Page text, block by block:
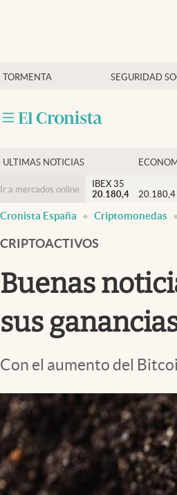
TORMENTA SEGURIDAD
Economía y finanzas
Criptomonedas
ULTIMAS NOTICIAS
Ir a mercados online
IBEX 35
20.180,4
20.180,4
Cronista España Criptomonedas
CRIPTOACTIVOS
Buenas
sus
Con el aumento del